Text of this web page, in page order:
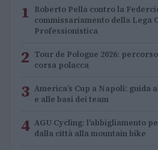
1 Roberto Pella contro la
commissariamento della Lega
Professionistica
2 Tour de Pologne 2026:
corsa polacca
3 America’s Cup a Napoli:
e alle basi dei team
4 AGU Cycling: l’abbigliamento
dalla città alla mountain bike